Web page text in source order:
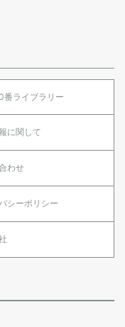
番ライブラリー
に関して
わせ
シーポリシー